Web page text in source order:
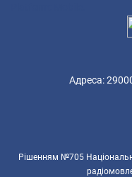
Адреса: 29000,
Рішенням №705